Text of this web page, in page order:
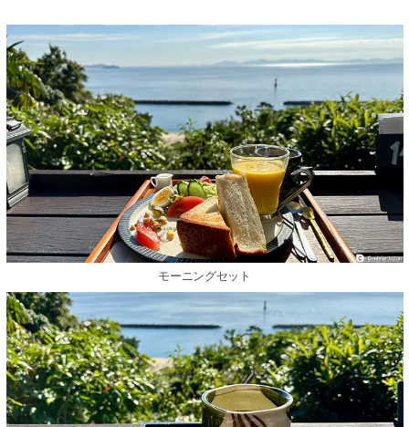
モーニングセット